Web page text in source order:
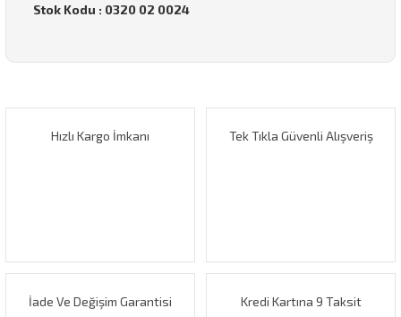
Stok Kodu : 0320 02 0024
Görüş ve önerileriniz için teşekkür ederiz.
Hızlı Kargo İmkanı Tek Tıkla Güvenli Alışveriş
İade Ve Değişim Garantisi Kredi Kartına 9 Taksit